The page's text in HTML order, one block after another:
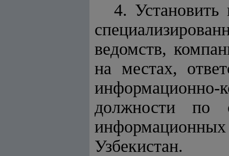
4. Установить
ведомств,
на местах,
должности по
Узбекистан.